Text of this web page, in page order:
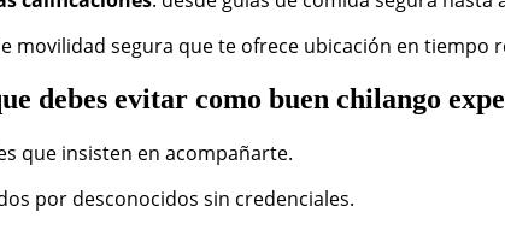
movilidad segura que te ofrece ubicación en tiempo
debes evitar como buen chilango
que insisten en acompañarte.
por desconocidos sin credenciales.